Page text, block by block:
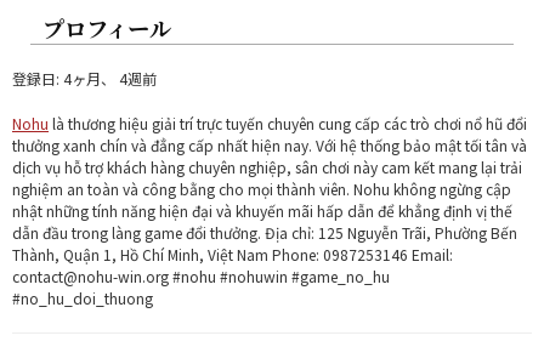
プロフィール
登録日: 4ヶ月、 4週前
Nohu là thương hiệu giải trí trực tuyến chuyên cung cấp các trò chơi nổ hũ đổi
thưởng xanh chín và đẳng cấp nhất hiện nay. Với hệ thống bảo mật tối tân và
dịch vụ hỗ trợ khách hàng chuyên nghiệp, sân chơi này cam kết mang lại trải
nghiệm an toàn và công bằng cho mọi thành viên. Nohu không ngừng cập
nhật những tính năng hiện đại và khuyến mãi hấp dẫn để khẳng định vị thế
dẫn đầu trong làng game đổi thưởng. Địa chỉ: 125 Nguyễn Trãi, Phường Bến
Thành, Quận 1, Hồ Chí Minh, Việt Nam Phone: 0987253146 Email:
contact@nohu-win.org #nohu #nohuwin #game_no_hu
#no_hu_doi_thuong